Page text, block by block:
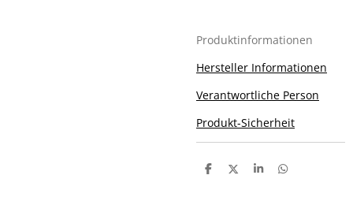
Produktinformationen
Hersteller Informationen
Verantwortliche Person
Produkt-Sicherheit
T
T
T
T